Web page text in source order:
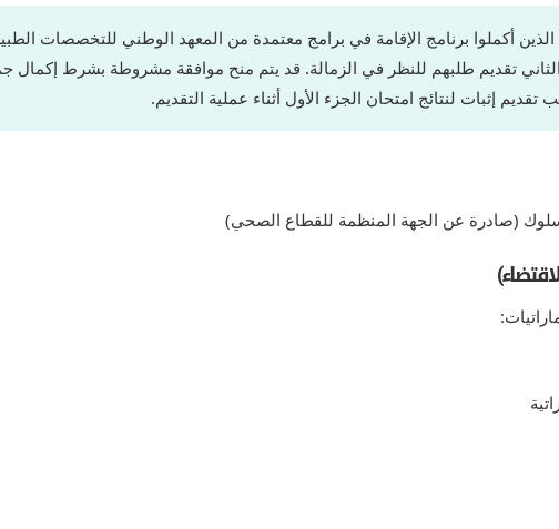
إثبات لنتائج امتحان الجزء الأول أثناء عملية التقديم.
(صادرة عن الجهة المنظمة للقطاع الصحي)